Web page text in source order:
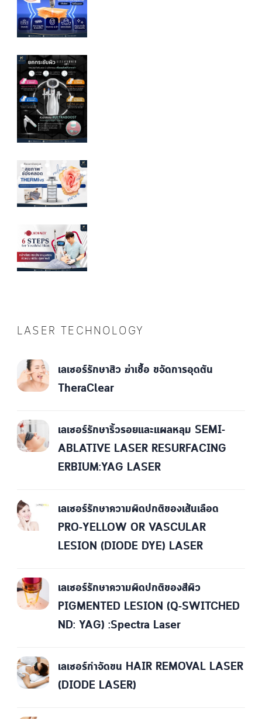
LASER TECHNOLOGY
เลเซอร์รักษาสิว ฆ่าเชื้อ ขจัดการอุดตัน
TheraClear
เลเซอร์รักษาริ้วรอยและแผลหลุม SEMI-
ABLATIVE LASER RESURFACING
ERBIUM:YAG LASER
เลเซอร์รักษาความผิดปกติของเส้นเลือด
PRO-YELLOW OR VASCULAR
LESION (DIODE DYE) LASER
เลเซอร์รักษาความผิดปกติของสีผิว
PIGMENTED LESION (Q-SWITCHED
ND: YAG) :Spectra Laser
เลเซอร์กำจัดขน HAIR REMOVAL LASER
(DIODE LASER)